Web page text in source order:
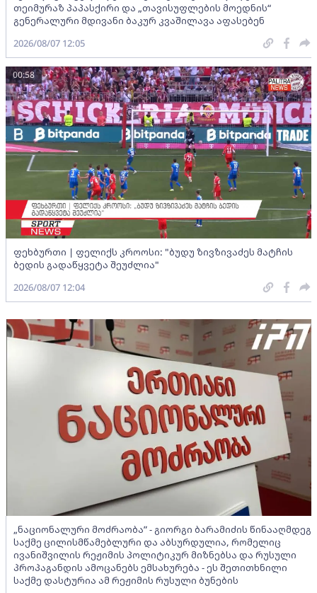
თეიმურაზ პაპასქირი და „თავისუფლების მოედნის“
გენერალური მდივანი ბაკურ კვაშილავა აფასებენ
2026/08/07 12:05
ფეხბურთი | ფელიქს კროოსი: "ბუდუ ზივზივაძეს მატჩის
ბედის გადაწყვეტა შეუძლია"
00:58
2026/08/07 12:04
„ნაციონალური მოძრაობა” - გიორგი ბარამიძის წინააღმდეგ
საქმე ცილისმწამებლური და აბსურდულია, რომელიც
ივანიშვილის რეჟიმის პოლიტიკურ მიზნებსა და რუსული
პროპაგანდის ამოცანებს ემსახურება - ეს შეთითხნილი
საქმე დასტურია ამ რეჟიმის რუსული ბუნების